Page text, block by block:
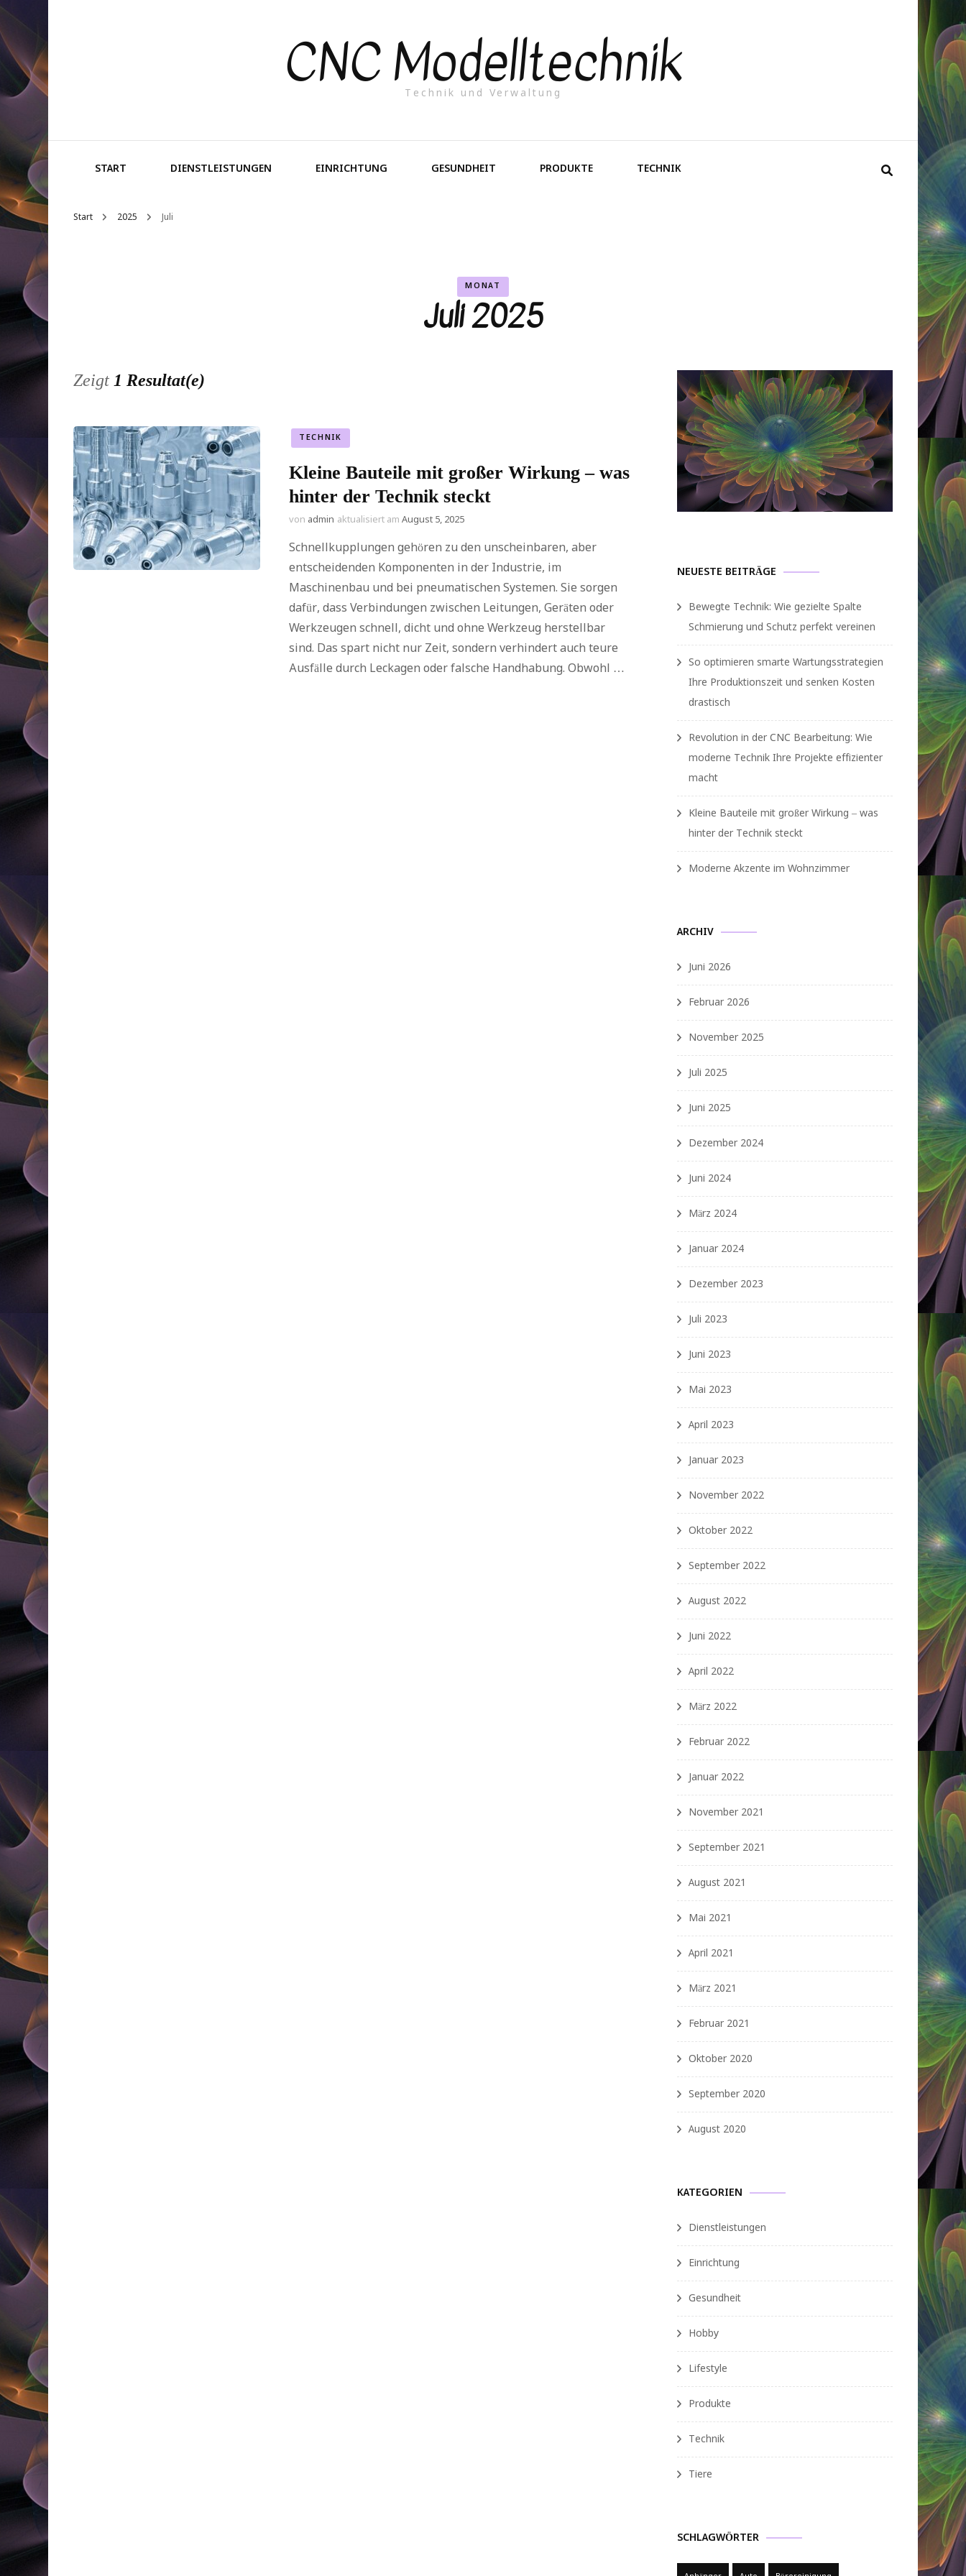
CNC Modelltechnik
Technik und Verwaltung
START DIENSTLEISTUNGEN EINRICHTUNG GESUNDHEIT PRODUKTE TECHNIK
Start 2025 Juli
MONAT
Juli 2025
Zeigt 1 Resultat(e)
TECHNIK
Kleine Bauteile mit großer Wirkung – was
hinter der Technik steckt
von admin aktualisiert am August 5, 2025
Schnellkupplungen gehören zu den unscheinbaren, aber
entscheidenden Komponenten in der Industrie, im
Maschinenbau und bei pneumatischen Systemen. Sie sorgen
dafür, dass Verbindungen zwischen Leitungen, Geräten oder
Werkzeugen schnell, dicht und ohne Werkzeug herstellbar
sind. Das spart nicht nur Zeit, sondern verhindert auch teure
Ausfälle durch Leckagen oder falsche Handhabung. Obwohl …
NEUESTE BEITRÄGE
Bewegte Technik: Wie gezielte Spalte
Schmierung und Schutz perfekt vereinen
So optimieren smarte Wartungsstrategien
Ihre Produktionszeit und senken Kosten
drastisch
Revolution in der CNC Bearbeitung: Wie
moderne Technik Ihre Projekte effizienter
macht
Kleine Bauteile mit großer Wirkung – was
hinter der Technik steckt
Moderne Akzente im Wohnzimmer
ARCHIV
Juni 2026
Februar 2026
November 2025
Juli 2025
Juni 2025
Dezember 2024
Juni 2024
März 2024
Januar 2024
Dezember 2023
Juli 2023
Juni 2023
Mai 2023
April 2023
Januar 2023
November 2022
Oktober 2022
September 2022
August 2022
Juni 2022
April 2022
März 2022
Februar 2022
Januar 2022
November 2021
September 2021
August 2021
Mai 2021
April 2021
März 2021
Februar 2021
Oktober 2020
September 2020
August 2020
KATEGORIEN
Dienstleistungen
Einrichtung
Gesundheit
Hobby
Lifestyle
Produkte
Technik
Tiere
SCHLAGWÖRTER